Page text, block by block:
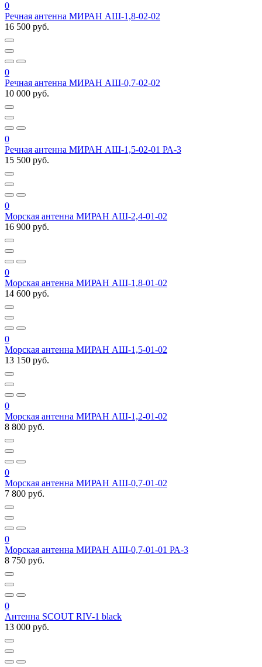
0
Речная антенна МИРАН АШ-1,8-02-02
16 500 руб.
0
Речная антенна МИРАН АШ-0,7-02-02
10 000 руб.
0
Речная антенна МИРАН АШ-1,5-02-01 РА-3
15 500 руб.
0
Морская антенна МИРАН АШ-2,4-01-02
16 900 руб.
0
Морская антенна МИРАН АШ-1,8-01-02
14 600 руб.
0
Морская антенна МИРАН АШ-1,5-01-02
13 150 руб.
0
Морская антенна МИРАН АШ-1,2-01-02
8 800 руб.
0
Морская антенна МИРАН АШ-0,7-01-02
7 800 руб.
0
Морская антенна МИРАН АШ-0,7-01-01 РА-3
8 750 руб.
0
Антенна SCOUT RIV-1 black
13 000 руб.